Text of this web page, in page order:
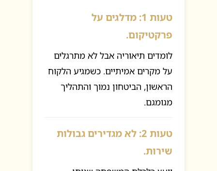
טעות 1: מדלגים על
פרקטיקום.
לומדים תיאוריה אבל לא מתרגלים
על מקרים אמיתיים. כשמגיע הלקוח
הראשון, הביטחון נמוך והתהליך
מגומגם.
טעות 2: לא מגדירים גבולות
שירות.